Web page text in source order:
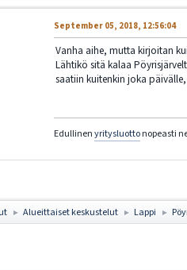
September 05, 2018, 12:56:04
Vanha aihe, mutta kirjoitan
Lähtikö sitä kalaa
saatiin kuitenkin joka
Edullinenyritysluottonopeasti
► Alueittaiset keskustelut ► Lappi ►